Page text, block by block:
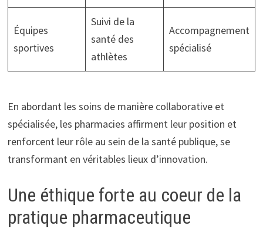
Équipes
sportives
Suivi de la
santé des
athlètes
Accompagnement
spécialisé
En abordant les soins de manière collaborative et
spécialisée, les pharmacies affirment leur position et
renforcent leur rôle au sein de la santé publique, se
transformant en véritables lieux d’innovation.
Une éthique forte au coeur de la
pratique pharmaceutique